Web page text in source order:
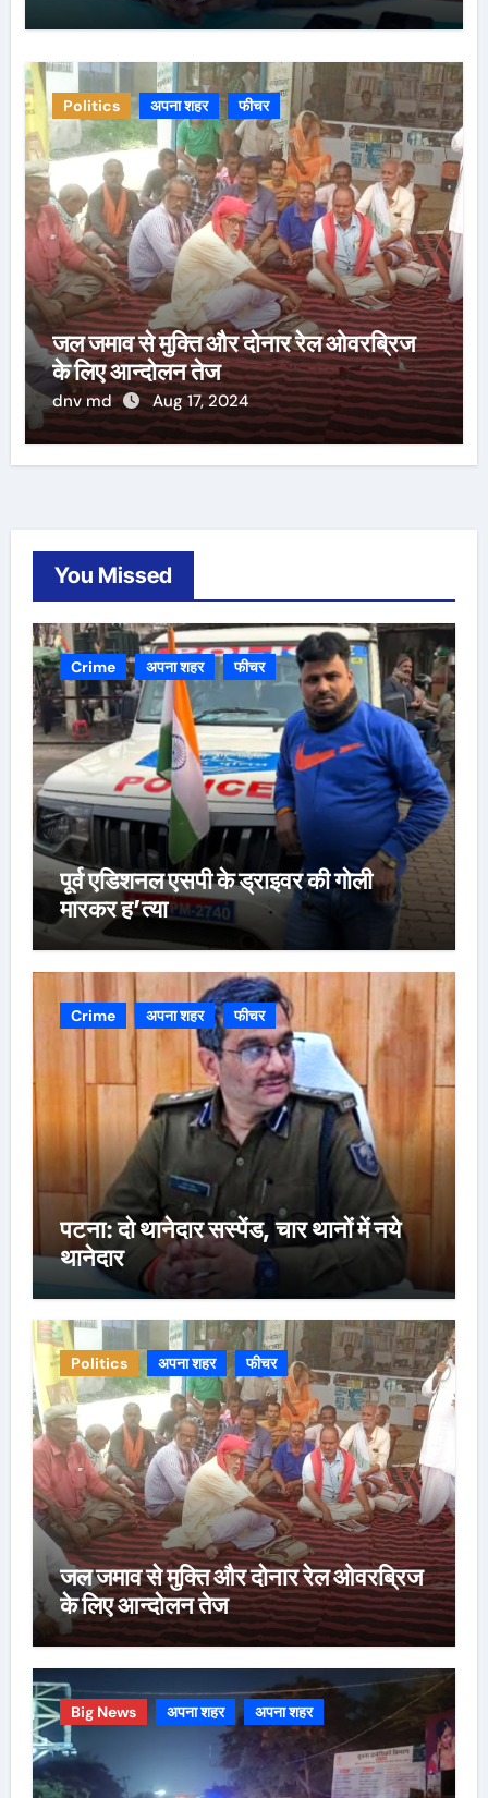
Politics अपना शहर फीचर
जल जमाव से मुक्ति और दोनार रेल ओवरब्रिज
के लिए आन्दोलन तेज
dnv md Aug 17, 2024
You Missed
Crime अपना शहर फीचर
पूर्व एडिशनल एसपी के ड्राइवर की गोली
मारकर ह’त्या
Crime अपना शहर फीचर
पटना: दो थानेदार सस्पेंड, चार थानों में नये
थानेदार
Politics अपना शहर फीचर
जल जमाव से मुक्ति और दोनार रेल ओवरब्रिज
के लिए आन्दोलन तेज
Big News अपना शहर अपना शहर